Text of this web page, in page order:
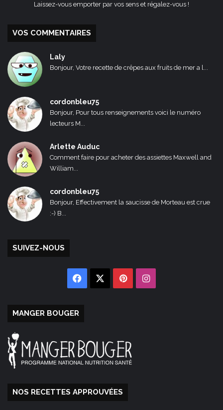
Laissez-vous emporter par vos sens et régalez-vous !
VOS COMMENTAIRES
Laly
Bonjour, Votre recette de crêpes aux fruits de mer a l...
cordonbleu75
Bonjour, Pour tous renseignements voici le numéro
lecteurs M...
Arlette Auduc
Comment faire pour acheter des assiettes Maxwell and
William...
cordonbleu75
Bonjour, Effectivement la saucisse de Morteau est crue
:-) B...
SUIVEZ-NOUS
Facebook PinterestInstagram
MANGER BOUGER
NOS RECETTES APPROUVÉES